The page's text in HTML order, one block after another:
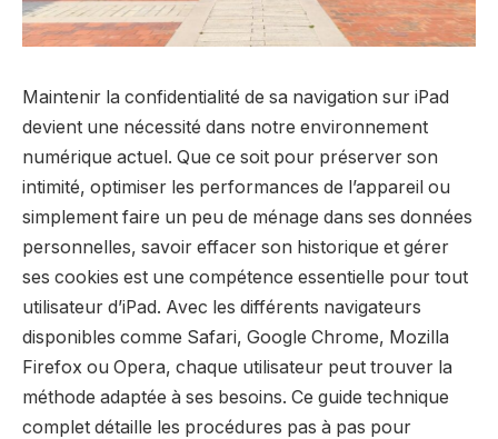
Maintenir la confidentialité de sa navigation sur iPad
devient une nécessité dans notre environnement
numérique actuel. Que ce soit pour préserver son
intimité, optimiser les performances de l’appareil ou
simplement faire un peu de ménage dans ses données
personnelles, savoir effacer son historique et gérer
ses cookies est une compétence essentielle pour tout
utilisateur d’iPad. Avec les différents navigateurs
disponibles comme Safari, Google Chrome, Mozilla
Firefox ou Opera, chaque utilisateur peut trouver la
méthode adaptée à ses besoins. Ce guide technique
complet détaille les procédures pas à pas pour